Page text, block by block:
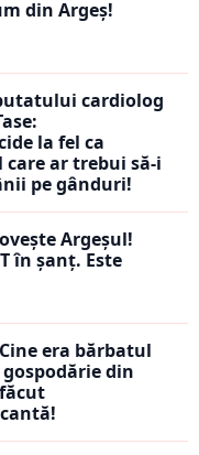
din Argeș!
cardiolog
la fel ca
ar trebui să-i
pe gânduri!
Argeșul!
în șanț. Este
Cine era bărbatul
din